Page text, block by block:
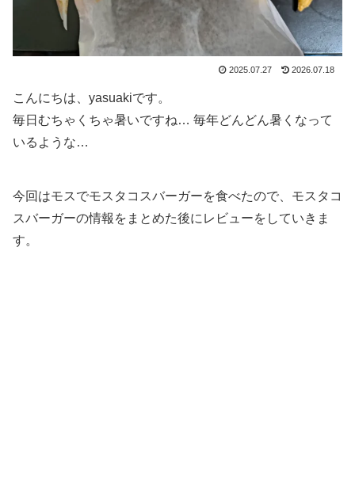
2025.07.27 2026.07.18
こんにちは、yasuakiです。
毎日むちゃくちゃ暑いですね… 毎年どんどん暑くなって
いるような…
今回はモスでモスタコスバーガーを食べたので、モスタコ
スバーガーの情報をまとめた後にレビューをしていきま
す。